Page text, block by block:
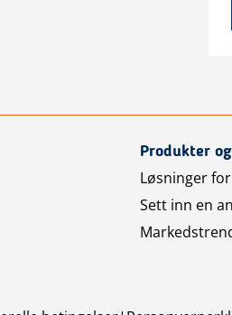
Produkter
Løsninger
Sett inn en